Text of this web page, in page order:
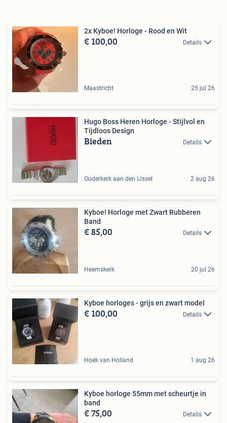
2x Kyboe! Horloge - Rood en Wit
€ 100,00 Details
Maastricht 25 jul 26
Hugo Boss Heren Horloge - Stijlvol en
Tijdloos Design
Bieden Details
Ouderkerk aan den IJssel 2 aug 26
Kyboe! Horloge met Zwart Rubberen
Band
€ 85,00 Details
Heemskerk 20 jul 26
Kyboe horloges - grijs en zwart model
€ 100,00 Details
Hoek van Holland 1 aug 26
Kyboe horloge 55mm met scheurtje in
band
€ 75,00 Details